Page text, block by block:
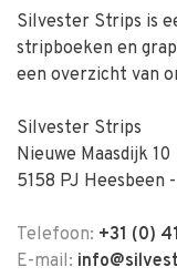
Silvester Strips is
stripboeken en
een overzicht van
Silvester Strips
Nieuwe Maasdijk 10
5158 PJ Heesbeen
Telefoon: +31 (0)
E-mail: